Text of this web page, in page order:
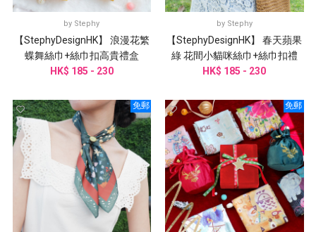
by Stephy
【StephyDesignHK】 浪漫花繁
蝶舞絲巾+絲巾扣高貴禮盒
HK$ 185 - 230
by Stephy
【StephyDesignHK】 春天蘋果
綠 花間小貓咪絲巾+絲巾扣禮
盒/絲巾
HK$ 185 - 230
免郵 免郵